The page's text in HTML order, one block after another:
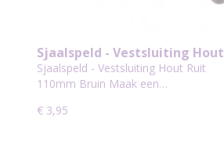
Sjaalspeld - Vestsluiting Hout
Ruit 110mm Bruin
Sjaalspeld - Vestsluiting Hout Ruit
110mm Bruin Maak een…
€ 3,95